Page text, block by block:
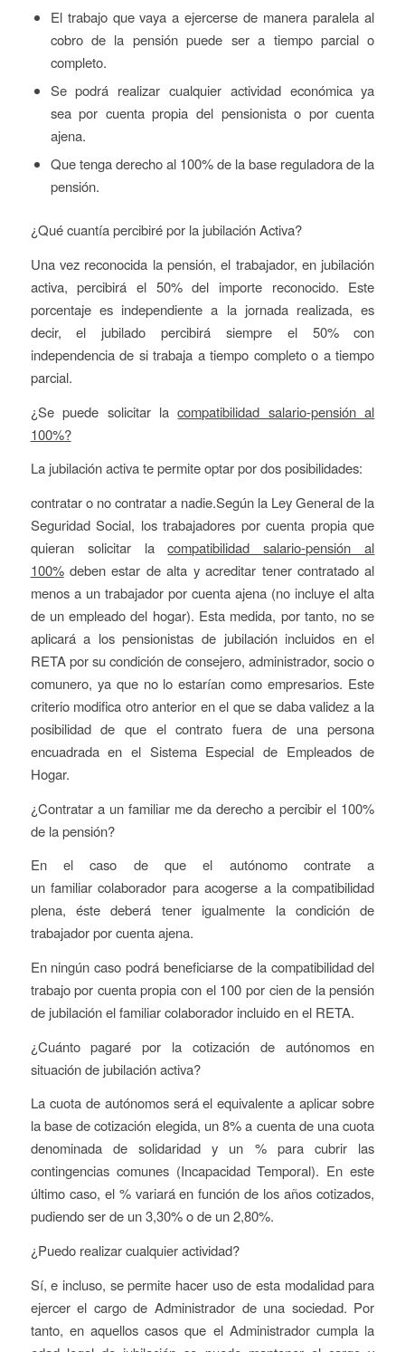
El trabajo que vaya a ejercerse de manera paralela al
cobro de la pensión puede ser a tiempo parcial o
completo.
Se podrá realizar cualquier actividad económica ya
sea por cuenta propia del pensionista o por cuenta
ajena.
Que tenga derecho al 100% de la base reguladora de la
pensión.
¿Qué cuantía percibiré por la jubilación Activa?
Una vez reconocida la pensión, el trabajador, en jubilación
activa, percibirá el 50% del importe reconocido. Este
porcentaje es independiente a la jornada realizada, es
decir, el jubilado percibirá siempre el 50% con
independencia de si trabaja a tiempo completo o a tiempo
parcial.
¿Se puede solicitar lacompatibilidad salario-pensión al
100%?
La jubilación activa te permite optar por dos posibilidades:
contratar o no contratar a nadie.Según la Ley General de la
Seguridad Social, los trabajadores por cuenta propia que
quieran solicitar lacompatibilidad salario-pensión al
100%deben estar de alta y acreditar tener contratado al
menos a un trabajador por cuenta ajena (no incluye el alta
de un empleado del hogar). Esta medida, por tanto, no se
aplicará a los pensionistas de jubilación incluidos en el
RETA por su condición de consejero, administrador, socio o
comunero, ya que no lo estarían como empresarios. Este
criterio modifica otro anterior en el que se daba validez a la
posibilidad de que el contrato fuera de una persona
encuadrada en el Sistema Especial de Empleados de
Hogar.
¿Contratar a un familiar me da derecho a percibir el 100%
de la pensión?
En el caso de que el autónomo contrate a
un familiar colaborador para acogerse a la compatibilidad
plena, éste deberá tener igualmente la condición de
trabajador por cuenta ajena.
En ningún caso podrá beneficiarse de la compatibilidad del
trabajo por cuenta propia con el 100 por cien de la pensión
de jubilación el familiar colaborador incluido en el RETA.
¿Cuánto pagaré por la cotización de autónomos en
situación de jubilación activa?
La cuota de autónomos será el equivalente a aplicar sobre
la base de cotización elegida, un 8% a cuenta de una cuota
denominada de solidaridad y un % para cubrir las
contingencias comunes (Incapacidad Temporal). En este
último caso, el % variará en función de los años cotizados,
pudiendo ser de un 3,30% o de un 2,80%.
¿Puedo realizar cualquier actividad?
Sí, e incluso, se permite hacer uso de esta modalidad para
ejercer el cargo de Administrador de una sociedad. Por
tanto, en aquellos casos que el Administrador cumpla la